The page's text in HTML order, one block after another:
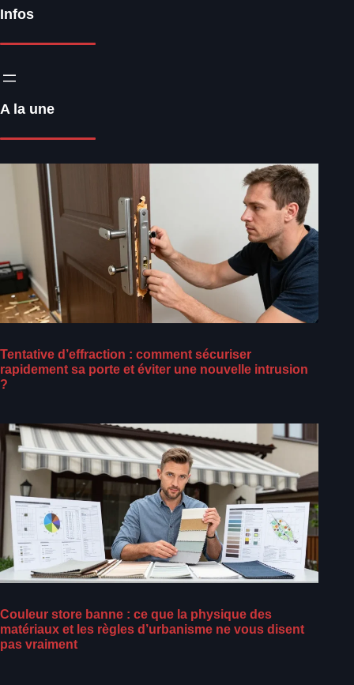
Infos
A la une
Tentative d’effraction : comment sécuriser
rapidement sa porte et éviter une nouvelle intrusion
?
Couleur store banne : ce que la physique des
matériaux et les règles d’urbanisme ne vous disent
pas vraiment